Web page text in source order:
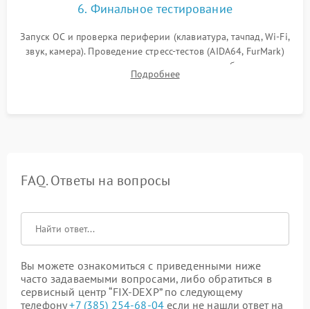
6. Финальное тестирование
Запуск ОС и проверка периферии (клавиатура, тачпад, Wi-Fi,
звук, камера). Проведение стресс-тестов (AIDA64, FurMark)
для контроля температурного режима и стабильности
системы под пиковой нагрузкой.
Подробнее
FAQ. Ответы на вопросы
Вы можете ознакомиться с приведенными ниже
часто задаваемыми вопросами, либо обратиться в
сервисный центр “FIX-DEXP” по следующему
телефону+7 (385) 254-68-04 если не нашли ответ на